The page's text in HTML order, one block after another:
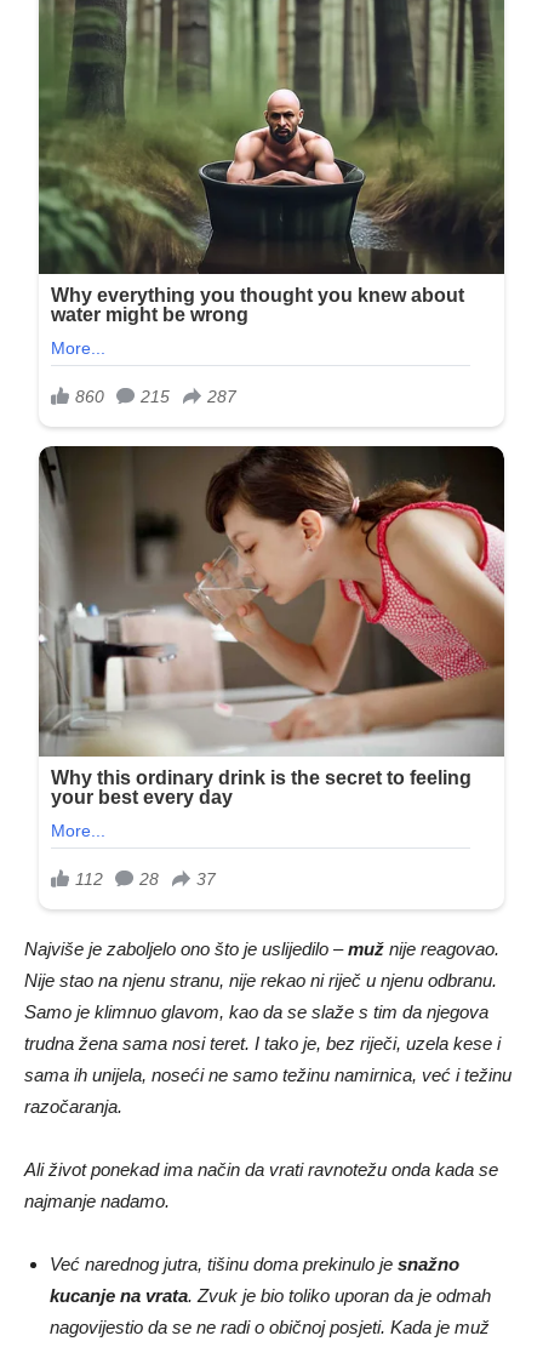
Najviše je zaboljelo ono što je uslijedilo –muž nije reagovao.
Nije stao na njenu stranu, nije rekao ni riječ u njenu odbranu.
Samo je klimnuo glavom, kao da se slaže s tim da njegova
trudna žena sama nosi teret. I tako je, bez riječi, uzela kese i
sama ih unijela, noseći ne samo težinu namirnica, već i težinu
razočaranja.
Ali život ponekad ima način da vrati ravnotežu onda kada se
najmanje nadamo.
Već narednog jutra, tišinu doma prekinulo je snažno
kucanje na vrata. Zvuk je bio toliko uporan da je odmah
nagovijestio da se ne radi o običnoj posjeti. Kada je muž